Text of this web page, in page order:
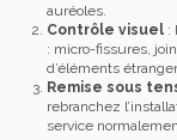
auréoles.
Contrôle visuel :
: micro-fissures,
d’éléments
Remise sous
rebranchez
service